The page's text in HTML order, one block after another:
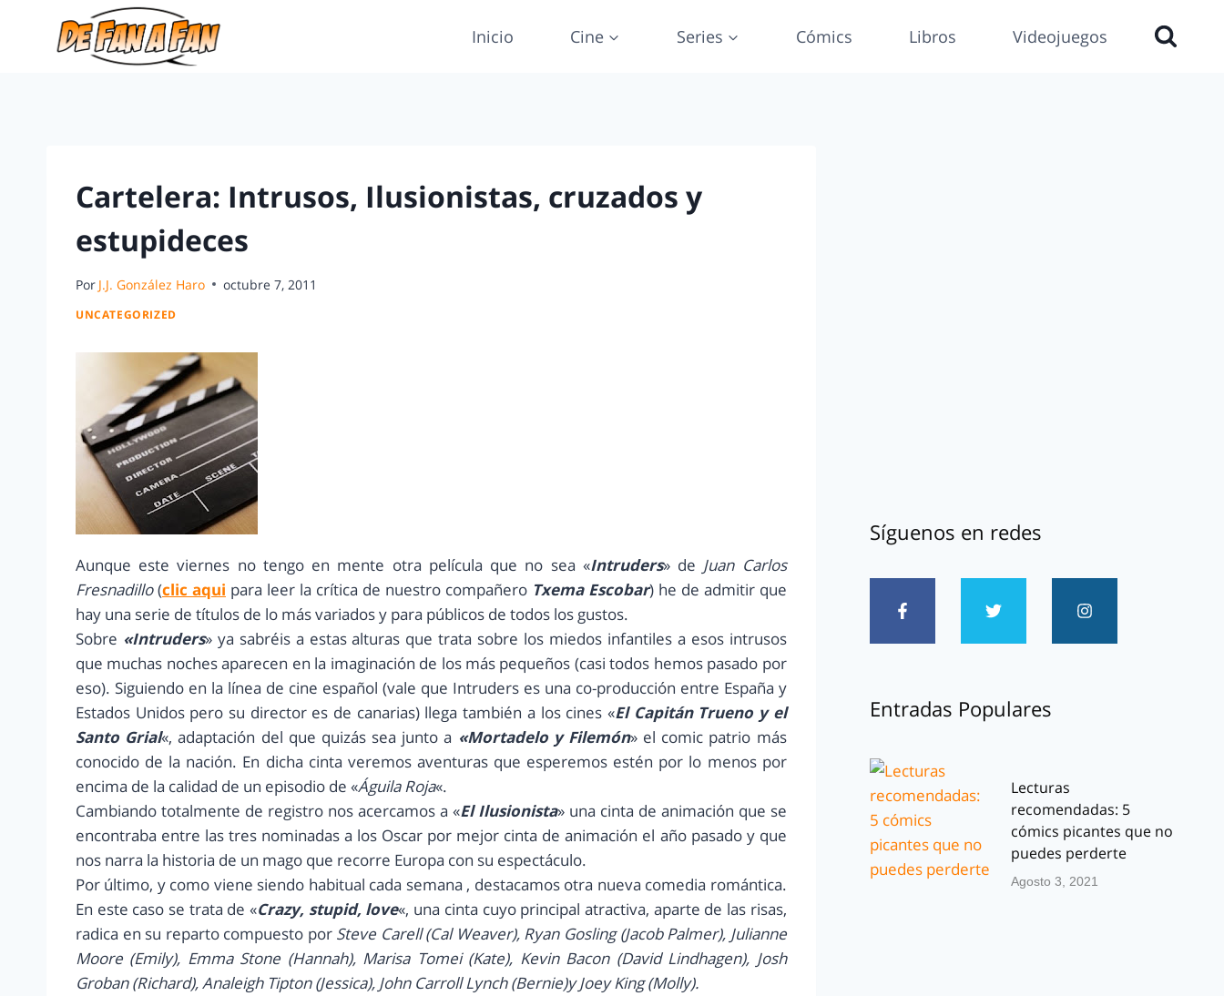
Inicio Cine Series Cómics Libros Videojuegos
Cartelera: Intrusos, Ilusionistas, cruzados y
estupideces
Por J.J. González Haro octubre 7, 2011
UNCATEGORIZED
Aunque este viernes no tengo en mente otra película que no sea «Intruders» de Juan Carlos
Fresnadillo(clic aqui para leer la crítica de nuestro compañero Txema Escobar) he de admitir que
hay una serie de títulos de lo más variados y para públicos de todos los gustos.
Sobre «Intruders» ya sabréis a estas alturas que trata sobre los miedos infantiles a esos intrusos
que muchas noches aparecen en la imaginación de los más pequeños (casi todos hemos pasado por
eso). Siguiendo en la línea de cine español (vale que Intruders es una co-producción entre España y
Estados Unidos pero su director es de canarias) llega también a los cines «El Capitán Trueno y el
Santo Grial«, adaptación del que quizás sea junto a «Mortadelo y Filemón» el comic patrio más
conocido de la nación. En dicha cinta veremos aventuras que esperemos estén por lo menos por
encima de la calidad de un episodio de «Águila Roja«.
Cambiando totalmente de registro nos acercamos a «El Ilusionista» una cinta de animación que se
encontraba entre las tres nominadas a los Oscar por mejor cinta de animación el año pasado y que
nos narra la historia de un mago que recorre Europa con su espectáculo.
Por último, y como viene siendo habitual cada semana , destacamos otra nueva comedia romántica.
En este caso se trata de «Crazy, stupid, love«, una cinta cuyo principal atractiva, aparte de las risas,
radica en su reparto compuesto por Steve Carell (Cal Weaver), Ryan Gosling (Jacob Palmer), Julianne
Moore (Emily), Emma Stone (Hannah), Marisa Tomei (Kate), Kevin Bacon (David Lindhagen), Josh
Groban (Richard), Analeigh Tipton (Jessica), John Carroll Lynch (Bernie)y Joey King (Molly).
Síguenos en redes
Entradas Populares
Lecturas
recomendadas: 5
cómics picantes que no
puedes perderte
Agosto 3, 2021